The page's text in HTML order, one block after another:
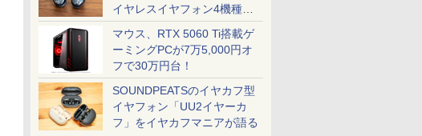
イヤレスイヤフォン4機種を
一気に聴く
マウス、RTX 5060 Ti搭載ゲ
ーミングPCが7万5,000円オ
フで30万円台！
SOUNDPEATSのイヤカフ型
イヤフォン「UU2イヤーカ
フ」をイヤカフマニアが語る